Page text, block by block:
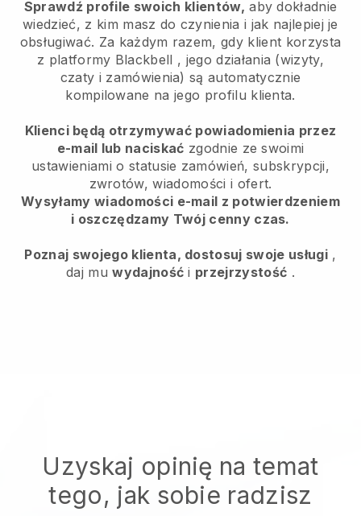
Sprawdź profile swoich klientów, aby dokładnie
wiedzieć, z kim masz do czynienia i jak najlepiej je
obsługiwać. Za każdym razem, gdy klient korzysta
z platformy Blackbell , jego działania (wizyty,
czaty i zamówienia) są automatycznie
kompilowane na jego profilu klienta.
Klienci będą otrzymywać powiadomienia przez
e-mail lub naciskać zgodnie ze swoimi
ustawieniami o statusie zamówień, subskrypcji,
zwrotów, wiadomości i ofert.
Wysyłamy wiadomości e-mail z potwierdzeniem
i oszczędzamy Twój cenny czas.
Poznaj swojego klienta, dostosuj swoje usługi,
daj muwydajność i przejrzystość .
Uzyskaj opinię na temat
tego, jak sobie radzisz